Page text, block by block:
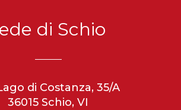
di Schio
di Costanza, 35/A
36015 Schio, VI